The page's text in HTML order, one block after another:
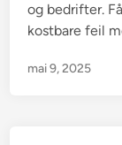
og bedrifter.
kostbare feil
mai 9, 2025